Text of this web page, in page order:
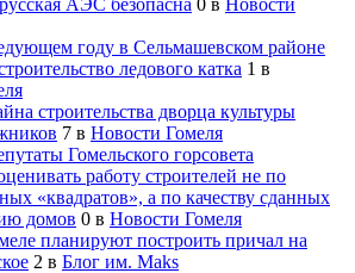
году в Сельмашевском районе
ледового катка 1 в
строительства дворца культуры
7 в Новости Гомеля
Гомельского горсовета
работу строителей не по
«квадратов», а по качеству сданных
домов 0 в Новости Гомеля
планируют построить причал на
2 в Блог им. Maks